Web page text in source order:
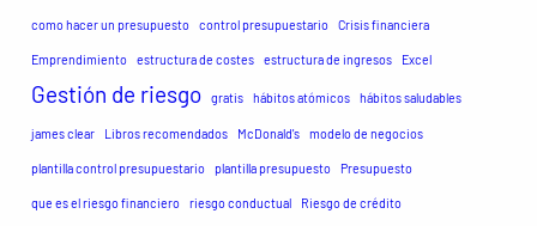
como hacer un presupuesto control presupuestario Crisis financiera
Emprendimiento estructura de costes estructura de ingresos Excel
Gestión de riesgo gratis hábitos atómicos hábitos saludables
james clear Libros recomendados McDonald's modelo de negocios
plantilla control presupuestario plantilla presupuesto Presupuesto
que es el riesgo financiero riesgo conductual Riesgo de crédito